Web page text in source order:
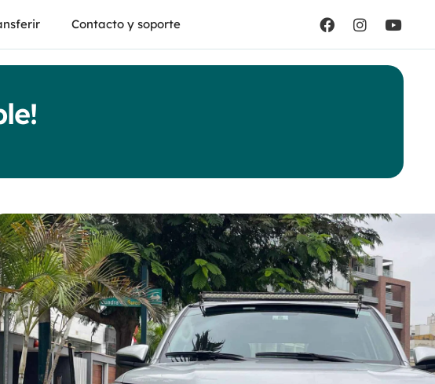
Contacto y soporte
Toyota
4Runner V6 4.0 SR5
Automatica
$39,500